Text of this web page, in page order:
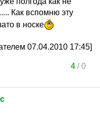
Как вспомню эту
в носке
07.04.2010 17:45]
4/0
c